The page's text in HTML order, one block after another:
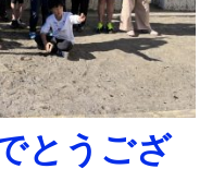
とうござ